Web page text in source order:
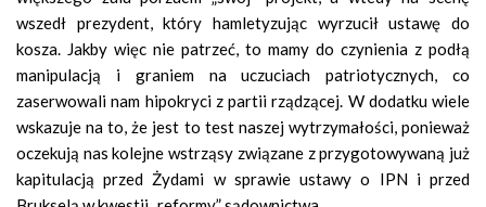
wszedł prezydent, który hamletyzując wyrzucił ustawę do
kosza. Jakby więc nie patrzeć, to mamy do czynienia z podłą
manipulacją i graniem na uczuciach patriotycznych, co
zaserwowali nam hipokryci z partii rządzącej. W dodatku wiele
wskazuje na to, że jest to test naszej wytrzymałości, ponieważ
oczekują nas kolejne wstrząsy związane z przygotowywaną już
kapitulacją przed Żydami w sprawie ustawy o IPN i przed